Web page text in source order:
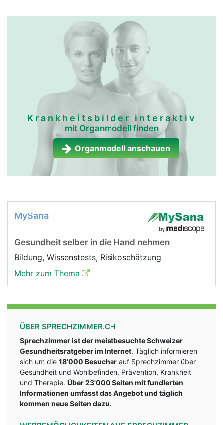
Krankheitsbilder interaktiv
mit Organmodell finden
Organmodell anschauen
MySana
Gesundheit selber in die Hand nehmen
Bildung, Wissenstests, Risikoschätzung
Mehr zum Thema
ÜBER SPRECHZIMMER.CH
Sprechzimmer ist der meistbesuchte Schweizer
Gesundheitsratgeber im Internet. Täglich informieren
sich um die 18'000 Besucher auf Sprechzimmer über
Gesundheit und Wohlbefinden, Prävention, Krankheit
und Therapie. Über 23'000 Seiten mit fundlerten
Informationen umfasst das Angebot und täglich
kommen neue Seiten dazu.